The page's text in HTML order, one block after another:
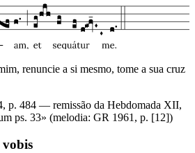
renuncie a si mesmo, tome a sua cruz
p. 484 — remissão da Hebdomada XII,
ps. 33» (melodia: GR 1961, p. [12])